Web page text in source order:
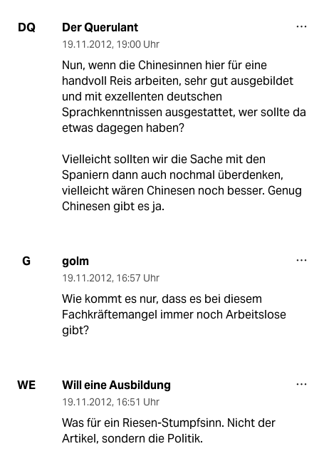
DQ Der Querulant
19.11.2012, 19:00 Uhr
Nun, wenn die Chinesinnen hier für eine
handvoll Reis arbeiten, sehr gut ausgebildet
und mit exzellenten deutschen
Sprachkenntnissen ausgestattet, wer sollte da
etwas dagegen haben?
Vielleicht sollten wir die Sache mit den
Spaniern dann auch nochmal überdenken,
vielleicht wären Chinesen noch besser. Genug
Chinesen gibt es ja.
G golm
19.11.2012, 16:57 Uhr
Wie kommt es nur, dass es bei diesem
Fachkräftemangel immer noch Arbeitslose
gibt?
WE Will eine Ausbildung
19.11.2012, 16:51 Uhr
Was für ein Riesen-Stumpfsinn. Nicht der
Artikel, sondern die Politik.